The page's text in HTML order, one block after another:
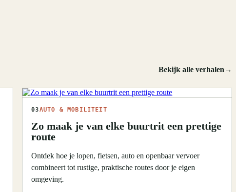
Bekijk alle verhalen→
03AUTO & MOBILITEIT
Zo maak je van elke buurtrit een prettige
route
Ontdek hoe je lopen, fietsen, auto en openbaar vervoer
combineert tot rustige, praktische routes door je eigen
omgeving.